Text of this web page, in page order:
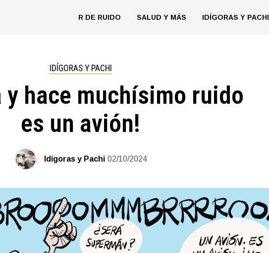
R DE RUIDO SALUD Y MÁS IDÍGORAS Y PACHI
IDÍGORAS Y PACHI
y hace muchísimo ruido
es un avión!
Idígoras y Pachi 02/10/2024